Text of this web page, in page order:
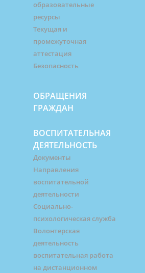
образовательные
ресурсы
Текущая и
промежуточная
аттестация
Безопасность
ОБРАЩЕНИЯ
ГРАЖДАН
ВОСПИТАТЕЛЬНАЯ
ДЕЯТЕЛЬНОСТЬ
Документы
Направления
воспитательной
деятельности
Социально-
психологическая служба
Волонтерская
деятельность
воспитательная работа
на дистанционном